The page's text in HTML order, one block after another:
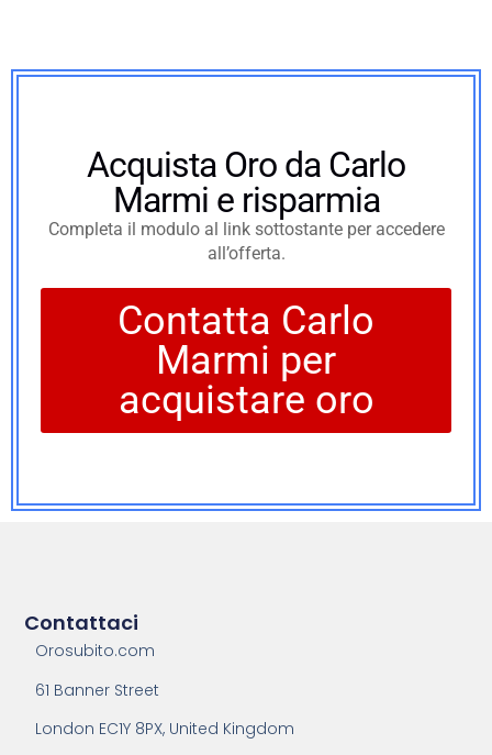
Acquista Oro da Carlo
Marmi e risparmia
Completa il modulo al link sottostante per accedere
all’offerta.
Contatta Carlo
Marmi per
acquistare oro
Contattaci
Orosubito.com
61 Banner Street
London EC1Y 8PX, United Kingdom